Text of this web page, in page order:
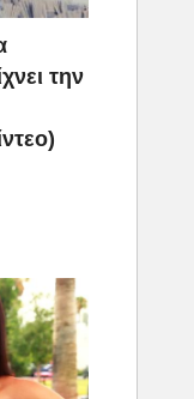
την